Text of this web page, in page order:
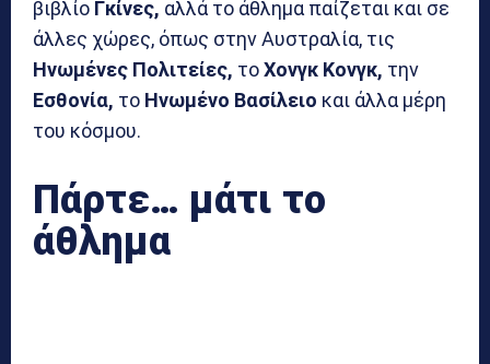
βιβλίο Γκίνες, αλλά το άθλημα παίζεται και σε
άλλες χώρες, όπως στην Αυστραλία, τις
Ηνωμένες Πολιτείες, τοΧονγκ Κονγκ, την
Εσθονία, το Ηνωμένο Βασίλειο και άλλα μέρη
του κόσμου.
Πάρτε… μάτι το
άθλημα